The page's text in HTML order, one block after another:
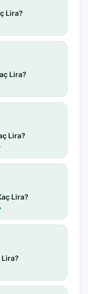
Lira?
Lira?
Lira?
Lira?
Lira?